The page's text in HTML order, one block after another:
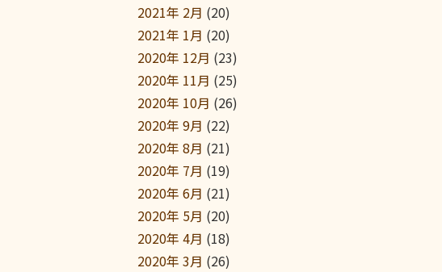
2021年 2月 (20)
2021年 1月 (20)
2020年 12月 (23)
2020年 11月 (25)
2020年 10月 (26)
2020年 9月 (22)
2020年 8月 (21)
2020年 7月 (19)
2020年 6月 (21)
2020年 5月 (20)
2020年 4月 (18)
2020年 3月 (26)